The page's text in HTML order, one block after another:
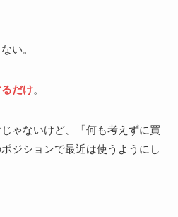
い。
だけ。
ゃないけど、「何も考えずに買
ジションで最近は使うようにし